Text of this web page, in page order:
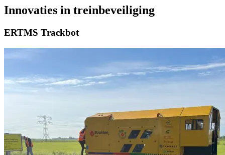
Innovaties in treinbeveiliging
ERTMS Trackbot